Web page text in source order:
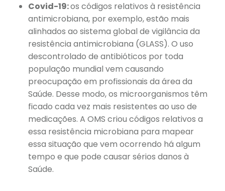
Covid-19:os códigos relativos à resistência
antimicrobiana, por exemplo, estão mais
alinhados ao sistema global de vigilância da
resistência antimicrobiana (GLASS). O uso
descontrolado de antibióticos por toda
população mundial vem causando
preocupação em profissionais da área da
Saúde. Desse modo, os microorganismos têm
ficado cada vez mais resistentes ao uso de
medicações. A OMS criou códigos relativos a
essa resistência microbiana para mapear
essa situação que vem ocorrendo há algum
tempo e que pode causar sérios danos à
Saúde.